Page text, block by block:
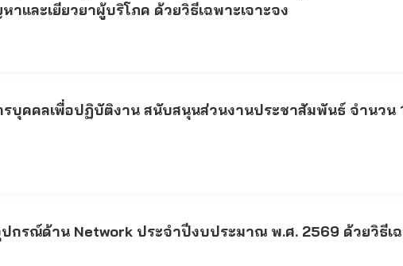
และเยียวยาผู้บริโภค ด้วยวิธีเฉพาะเจาะจง
รบุคคลเพื่อปฏิบัติงาน สนับสนุนส่วนงานประชาสัมพันธ์ จำนวน
กรณ์ด้าน Network ประจำปีงบประมาณ พ.ศ. 2569 ด้วยวิธีเฉ